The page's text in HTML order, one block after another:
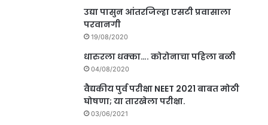
उद्या पासुन आंतरजिल्हा एसटी प्रवासाला
परवानगी
19/08/2020
धारुरला धक्का…. कोरोनाचा पहिला बळी
04/08/2020
वैद्यकीय पुर्व परीक्षा NEET 2021 बाबत मोठी
घोषणा; या तारखेला परीक्षा.
03/06/2021